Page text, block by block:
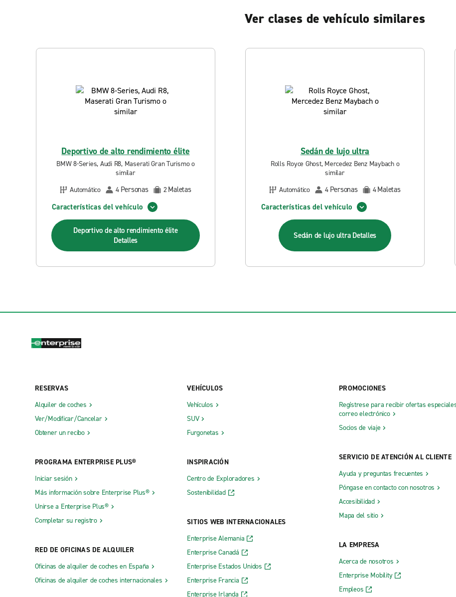
Ver clases de vehículo similares
Deportivo de alto rendimiento élite
BMW 8-Series, Audi R8, Maserati Gran Turismo o
similar
Automático
4 Personas 2Maletas
Características del vehículo
Deportivo de alto rendimiento élite
Detalles
Sedán de lujo ultra
Rolls Royce Ghost, Mercedez Benz Maybach o
similar
Automático
4 Personas 4Maletas
Características del vehículo
Sedán de lujo ultra Detalles
RESERVAS
Alquiler de coches
Ver/Modificar/Cancelar
Obtener un recibo
PROGRAMA ENTERPRISE PLUS®
Iniciar sesión
Más información sobre Enterprise Plus®
Unirse a Enterprise Plus®
Completar su registro
RED DE OFICINAS DE ALQUILER
Oficinas de alquiler de coches en España
Oficinas de alquiler de coches internacionales
VEHÍCULOS
Vehículos
SUV
Furgonetas
INSPIRACIÓN
Centro de Exploradores
Sostenibilidad
SITIOS WEB INTERNACIONALES
Enterprise Alemania
Enterprise Canadá
Enterprise Estados Unidos
Enterprise Francia
Enterprise Irlanda
PROMOCIONES
Regístrese para recibir ofertas
correo electrónico
Socios de viaje
SERVICIO DE ATENCIÓN AL CLIENTE
Ayuda y preguntas frecuentes
Póngase en contacto con nosotros
Accesibilidad
Mapa del sitio
LA EMPRESA
Acerca de nosotros
Enterprise Mobility
Empleos